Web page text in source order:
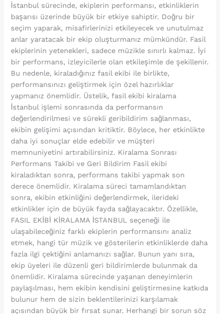
İstanbul sürecinde, ekiplerin performansı, etkinliklerin
başarısı üzerinde büyük bir etkiye sahiptir. Doğru bir
seçim yaparak, misafirlerinizi etkileyecek ve unutulmaz
anlar yaratacak bir ekip oluşturmanız mümkündür. Fasil
ekiplerinin yetenekleri, sadece müzikle sınırlı kalmaz. İyi
bir performans, izleyicilerle olan etkileşimle de şekillenir.
Bu nedenle, kiraladığınız fasil ekibi ile birlikte,
performansınızı geliştirmek için özel hazırlıklar
yapmanız önemlidir. Üstelik, fasil ekibi kiralama
İstanbul işlemi sonrasında da performansın
değerlendirilmesi ve sürekli geribildirim sağlanması,
ekibin gelişimi açısından kritiktir. Böylece, her etkinlikte
daha iyi sonuçlar elde edebilir ve müşteri
memnuniyetini artırabilirsiniz. Kiralama Sonrası
Performans Takibi ve Geri Bildirim Fasil ekibi
kiraladıktan sonra, performans takibi yapmak son
derece önemlidir. Kiralama süreci tamamlandıktan
sonra, ekibin etkinliğini değerlendirmek, ilerideki
etkinlikler için de büyük fayda sağlayacaktır. Özellikle,
FASIL EKİBİ KİRALAMA İSTANBUL seçeneği ile
ulaşabileceğiniz farklı ekiplerin performansını analiz
etmek, hangi tür müzik ve gösterilerin etkinliklerde daha
fazla ilgi çektiğini anlamanızı sağlar. Bunun yanı sıra,
ekip üyeleri ile düzenli geri bildirimlerde bulunmak da
önemlidir. Kiralama sürecinde yaşanan deneyimlerin
paylaşılması, hem ekibin kendisini geliştirmesine katkıda
bulunur hem de sizin beklentilerinizi karşılamak
açısından büyük bir fırsat sunar. Herhangi bir sorun söz